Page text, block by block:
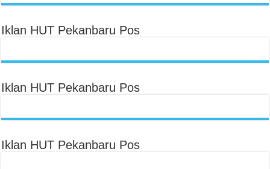
Iklan HUT Pekanbaru Pos
Iklan HUT Pekanbaru Pos
Iklan HUT Pekanbaru Pos